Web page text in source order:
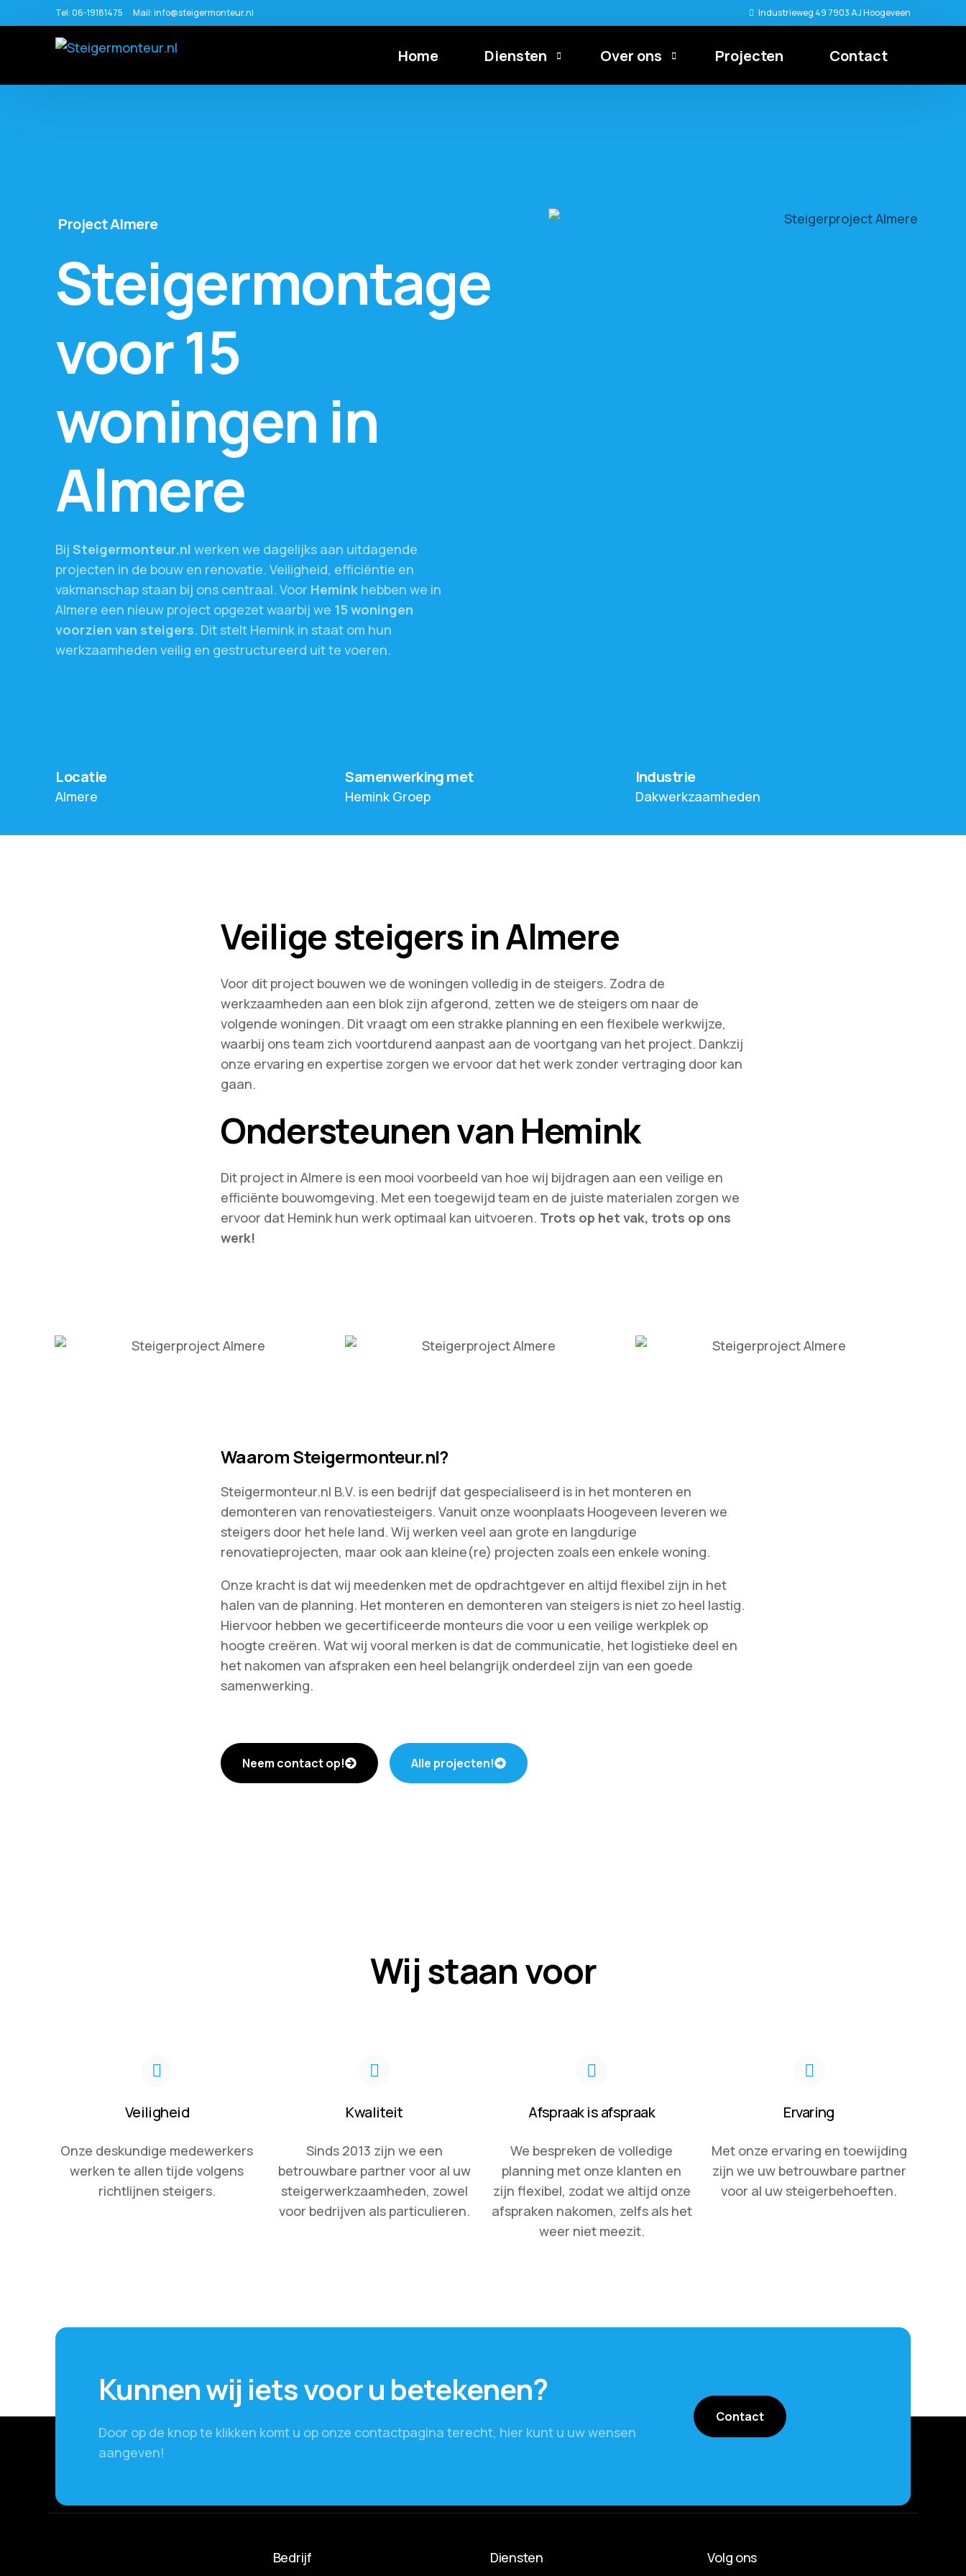
Tel:06-19181475 Mail:info@steigermonteur.nl Industrieweg 49 7903 AJ Hoogeveen
Home Diensten Over ons Projecten Contact
ProjectAlmere
Steigermontage
voor15
woningen in
Almere
Bij Steigermonteur.nl werken we dagelijks aan uitdagende
projecten in de bouw en renovatie. Veiligheid, efficiëntie en
vakmanschap staan bij ons centraal. Voor Hemink hebben we in
Almere een nieuw project opgezetwaarbij we 15woningen
voorzien van steigers. Dit stelt Hemink in staat om hun
werkzaamheden veilig en gestructureerd uitte voeren.
Locatie
Almere
Samenwerking met
Hemink Groep
Industrie
Dakwerkzaamheden
Veilige steigers in Almere
Voor dit project bouwen we de woningen volledig in de steigers. Zodra de
werkzaamheden aan een blok zijn afgerond, zetten we de steigers om naar de
volgende woningen. Dit vraagt om een strakke planning en een flexibele werkwijze,
waarbij ons team zich voortdurend aanpast aan de voortgang van het project. Dankzij
onze ervaring en expertise zorgen we ervoor dat het werk zonder vertraging door kan
gaan.
Ondersteunen van Hemink
Dit project in Almere is een mooi voorbeeld van hoe wij bijdragen aan een veilige en
efficiënte bouwomgeving. Met een toegewijd team en de juiste materialen zorgen we
ervoor dat Hemink hun werk optimaal kan uitvoeren. Trots op het vak, trots op ons
werk!
Waarom Steigermonteur.nl?
Steigermonteur.nl B.V. is een bedrijf dat gespecialiseerd is in het monteren en
demonteren van renovatiesteigers. Vanuit onze woonplaats Hoogeveen leveren we
steigers door het hele land. Wij werken veel aan grote en langdurige
renovatieprojecten, maar ook aan kleine(re) projecten zoals een enkele woning.
Onze kracht is dat wij meedenken met de opdrachtgever en altijd flexibel zijn in het
halen van de planning. Het monteren en demonteren van steigers is niet zo heel lastig.
Hiervoor hebben we gecertificeerde monteurs die voor u een veilige werkplek op
hoogte creëren. Wat wij vooral merken is dat de communicatie, het logistieke deel en
het nakomen van afspraken een heel belangrijk onderdeel zijn van een goede
samenwerking.
Neem contact op! Alle projecten!
Wij staan voor
Veiligheid
Onze deskundige medewerkers
werken te allen tijde volgens
richtlijnen steigers.
Kwaliteit
Sinds 2013 zijn we een
betrouwbare partner voor al uw
steigerwerkzaamheden, zowel
voor bedrijven als particulieren.
Afspraak is afspraak
We bespreken de volledige
planning met onze klanten en
zijn flexibel, zodat we altijd onze
afspraken nakomen, zelfs als het
weer niet meezit.
Ervaring
Met onze ervaring en toewijding
zijn we uw betrouwbare partner
voor al uw steigerbehoeften.
Kunnen wij iets voor u betekenen?
Door op de knop te klikken komt u op onze contactpagina terecht, hier kunt u uw wensen
aangeven!
Contact
Bedrijf Diensten Volg ons